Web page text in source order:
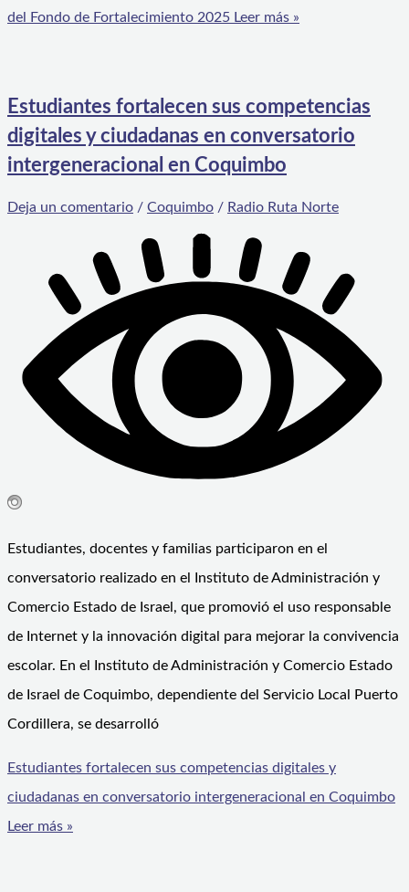
del Fondo de Fortalecimiento 2025 Leer más »
Estudiantes fortalecen sus competencias
digitales y ciudadanas en conversatorio
intergeneracional en Coquimbo
Deja un comentario / Coquimbo / Radio Ruta Norte
Estudiantes, docentes y familias participaron en el
conversatorio realizado en el Instituto de Administración y
Comercio Estado de Israel, que promovió el uso responsable
de Internet y la innovación digital para mejorar la convivencia
escolar. En el Instituto de Administración y Comercio Estado
de Israel de Coquimbo, dependiente del Servicio Local Puerto
Cordillera, se desarrolló
Estudiantes fortalecen sus competencias digitales y
ciudadanas en conversatorio intergeneracional en Coquimbo
Leer más »